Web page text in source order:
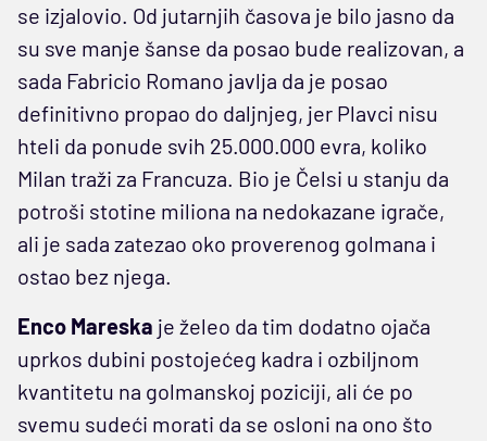
se izjalovio. Od jutarnjih časova je bilo jasno da
su sve manje šanse da posao bude realizovan, a
sada Fabricio Romano javlja da je posao
definitivno propao do daljnjeg, jer Plavci nisu
hteli da ponude svih 25.000.000 evra, koliko
Milan traži za Francuza. Bio je Čelsi u stanju da
potroši stotine miliona na nedokazane igrače,
ali je sada zatezao oko proverenog golmana i
ostao bez njega.
Enco Mareska je želeo da tim dodatno ojača
uprkos dubini postojećeg kadra i ozbiljnom
kvantitetu na golmanskoj poziciji, ali će po
svemu sudeći morati da se osloni na ono što